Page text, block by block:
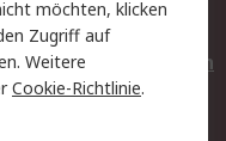
Batterien
möchten, klicken
Zugriff auf
Weitere
Cookie-Richtlinie.